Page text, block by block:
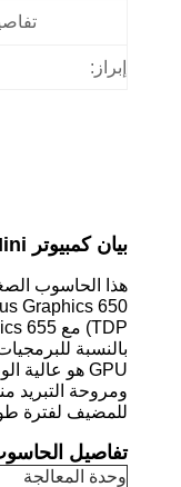
إبراز:
بيان كمبيوتر Intel Core Mini
TDP) مع Intel® Iris® Plus Graphics 655 أفضل.
GPU هو عالية الوصول.لارتفاع درجة الحرارةو إستهلاك الطاقة
ومروحة التبريد
للمضيف لفترة
تفاصيل
وحدة المعالجة